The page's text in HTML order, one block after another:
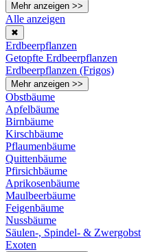
Mehr anzeigen >>
Alle anzeigen
✖
Erdbeerpflanzen
Getopfte Erdbeerpflanzen
Erdbeerpflanzen (Frigos)
Mehr anzeigen >>
Obstbäume
Apfelbäume
Birnbäume
Kirschbäume
Pflaumenbäume
Quittenbäume
Pfirsichbäume
Aprikosenbäume
Maulbeerbäume
Feigenbäume
Nussbäume
Säulen-, Spindel- & Zwergobst
Exoten